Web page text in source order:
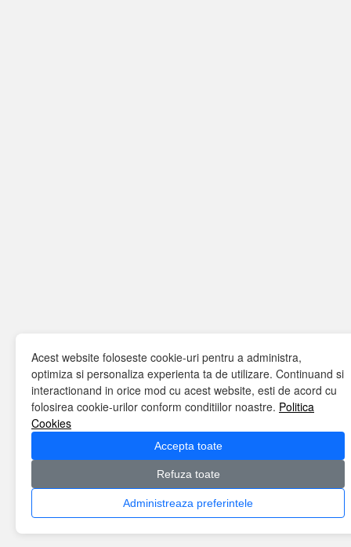
Acest website foloseste cookie-uri pentru a administra,
optimiza si personaliza experienta ta de utilizare. Continuand si
interactionand in orice mod cu acest website, esti de acord cu
folosirea cookie-urilor conform conditiilor noastre. Politica
Cookies
Accepta toate
Refuza toate
Administreaza preferintele